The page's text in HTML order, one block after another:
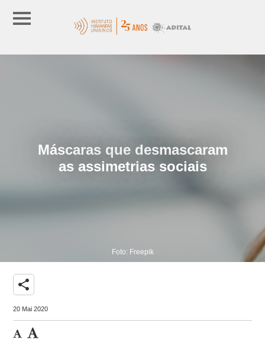
Máscaras que desmascaram
as assimetrias sociais
Foto: Freepik
share
20 Mai 2020